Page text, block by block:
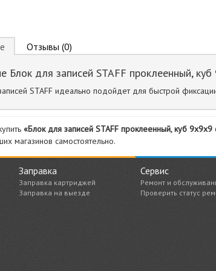
Отзывы (0)
Блок для записей STAFF проклеенный,
STAFF идеально подойдет для быстрой
«Блок для записей STAFF проклеенный, куб
магазинов самостоятельно.
Заправка
Заправка картриджей
Заправка на выезде
Сервис
Ремонт и
Проверить статус